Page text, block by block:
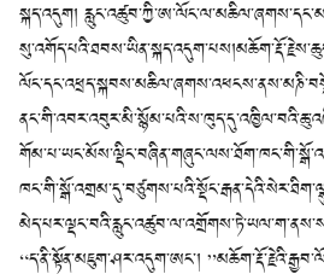
སྐད་འདུག།
“ད་ནི་སྟོན་མཇུག་ཤར་འདུག་ཨང་།